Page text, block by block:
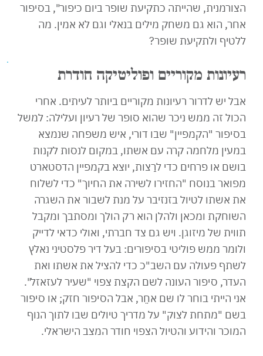
הצורמנית, שהייתה כתקיעת שופר ביום כיפור", בסיפור
אחר, הוא גם משחק מילים בנאלי וגם לא אמין. מה
ללטיף ולתקיעת שופר?
רעיונות מקוריים ופוליטיקה חודרת
אבל יש לדרור רעיונות מקוריים ביותר לעיתים. אחרי
הכול זה ממש ניכר שהוא סופר של רעיון ועלילה: למשל
בסיפור "הקמפיין" שבו דורי, איש משפחה שנמצא
במעין מלחמה קרה עם אשתו, במקום לנסות לקנות
בושם או פרחים כדי לרַצות, יוצא בקמפיין הדסטארט
מפואר בנוסח "החזירו לשירה את החיוך" כדי לשלוח
את אשתו לטיול בזנזיבר על מנת לשבור את השגרה
השוחקת ומכאן ולהלן הוא רק הולך ומסתבך ומקבל
תווית של מיזוגן. ויש גם צד חברתי, ואולי כדאי לדייק
ולומר ממש פוליטי בסיפורים: בעל דיר פלסטיני נאלץ
לשתף פעולה עם השב"כ כדי להציל את אשתו ואת
העדר, סיפור העונה לשם הקצת צפוי "שעיר לעזאזל".
אני הייתי בוחר לו שם אחֵר, אבל הסיפור חזק; או סיפור
בשם "מתחת לצוק" על מדריך טיולים שבו לתוך הנוף
המוכר והידוע והטיול הצפוי חודר המצב הישראלי.